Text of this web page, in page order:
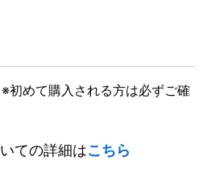
※初めて購入される方は必ずご確
ての詳細はこちら